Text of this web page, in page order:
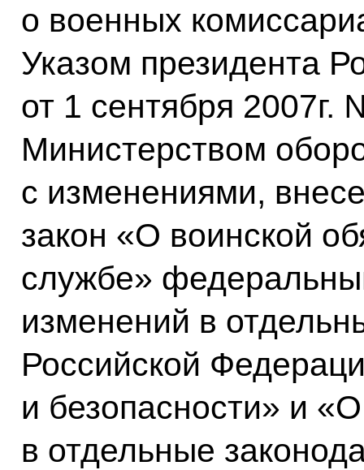
о военных
Указом президента
от 1 сентября 2007г.
Министерством
с изменениями,
закон «О воинской
службе»
изменений в
Российской
и безопасности» и
в отдельные